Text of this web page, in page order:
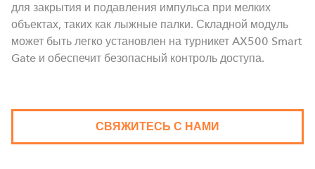
для закрытия и подавления импульса при мелких
объектах, таких как лыжные палки. Складной модуль
может быть легко установлен на турникет AX500 Smart
Gate и обеспечит безопасный контроль доступа.
СВЯЖИТЕСЬ С НАМИ